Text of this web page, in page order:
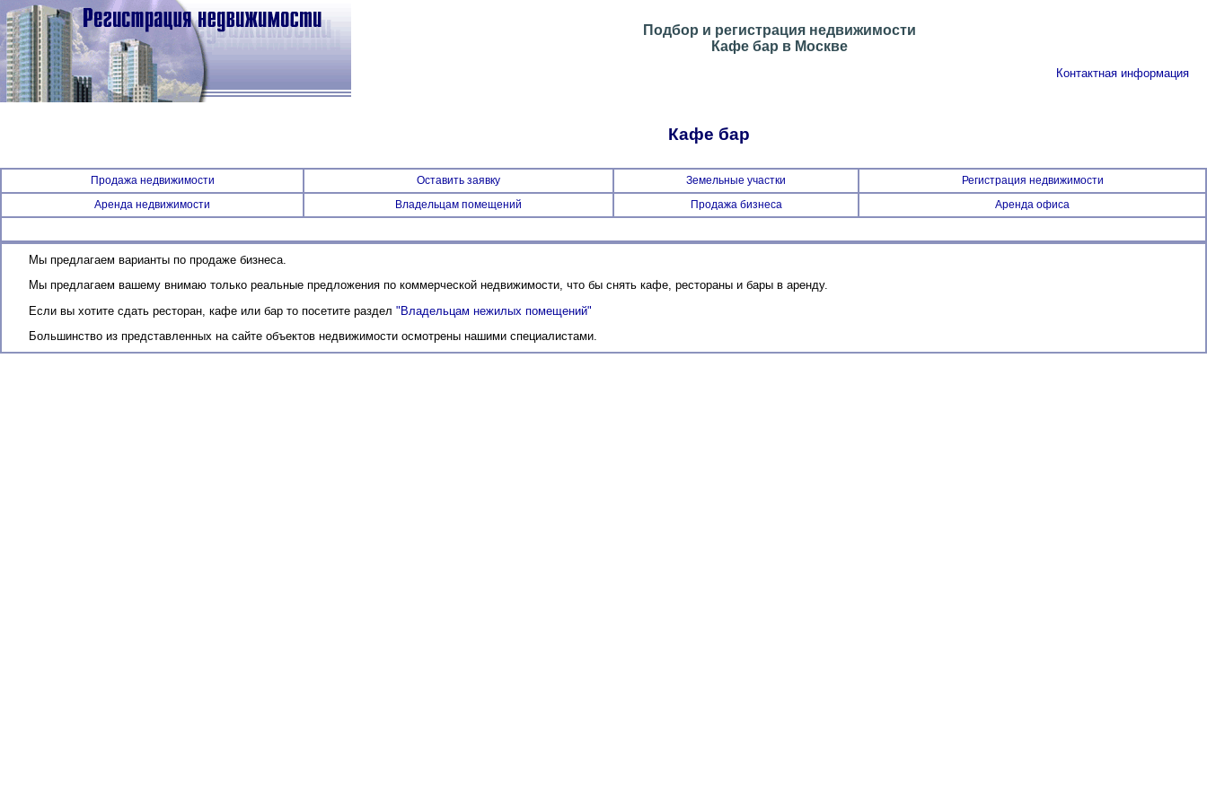
Подбор и регистрация недвижимости
Кафе бар в Москве
Контактная информация
Кафе бар
Продажа недвижимости Оставить заявку Земельные участки
Регистрация недвижимости
Аренда недвижимости
Владельцам помещений Продажа бизнеса Аренда офиса
Мы предлагаем варианты по продаже бизнеса.
Мы предлагаем вашему внимаю только реальные предложения по коммерческой недвижимости, что бы снять кафе, рестораны и бары в аренду.
Если вы хотите сдать ресторан, кафе или бар то посетите раздел "Владельцам нежилых помещений"
Большинство из представленных на сайте объектов недвижимости осмотрены нашими специалистами.